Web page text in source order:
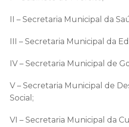
II – Secretaria Municipal da
III – Secretaria Municipal da
IV – Secretaria Municipal de
V – Secretaria Municipal de
Social;
VI – Secretaria Municipal da